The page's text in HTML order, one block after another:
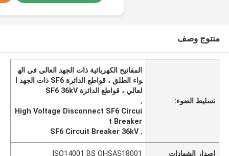
منتوج وصف
تسليط الضوء:
المفاتيح الكهربائية ذات الجهد العالي في اله
واء الطلق ، قواطع الدائرة SF6 ذات الجهد ا
لعالي ، قواطع الدائرة SF6 36kV
,
High Voltage Disconnect SF6 Circui
t Breaker
,
SF6 Circuit Breaker 36kV
إصدار الشهادات ISO14001 BS OHSAS18001